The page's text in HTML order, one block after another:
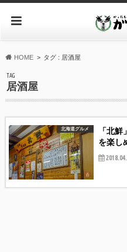
HOME タグ : 居酒屋
TAG
居酒屋
北海道グルメ
「北
を楽し